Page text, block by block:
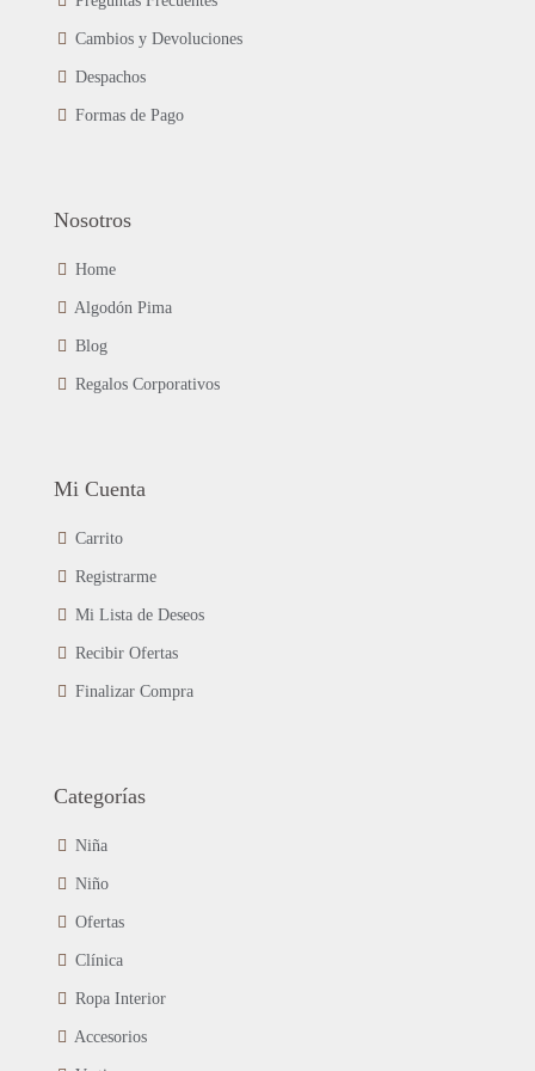
producto
Cambios y Devoluciones
Despachos
Formas de Pago
Nosotros
Home
Algodón Pima
Blog
Regalos Corporativos
Mi Cuenta
Carrito
Registrarme
Mi Lista de Deseos
Recibir Ofertas
Finalizar Compra
Categorías
Niña
Niño
Ofertas
Clínica
Ropa Interior
Accesorios